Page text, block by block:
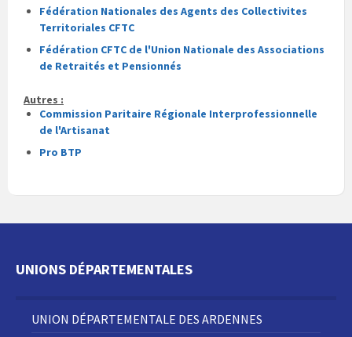
Fédération Nationales des Agents des Collectivites
Territoriales CFTC
Fédération CFTC de l'Union Nationale des Associations
de Retraités et Pensionnés
Autres :
Commission Paritaire Régionale Interprofessionnelle
de l'Artisanat
Pro BTP
UNIONS DÉPARTEMENTALES
UNION DÉPARTEMENTALE DES ARDENNES